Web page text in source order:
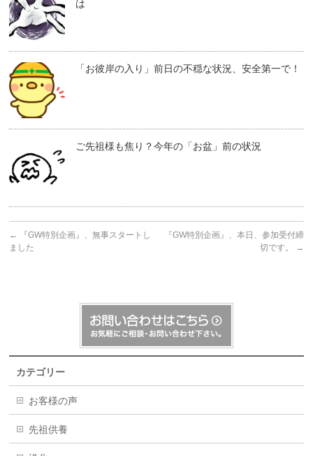
は
「お彼岸の入り」前日の不穏な状況、安全第一で！
ご先祖様も焦り？今年の「お盆」前の状況
←
『GW特別企画』、無事スタートし
ました
『GW特別企画』、本日、参加受付締
切です。
→
カテゴリー
お客様の声
先祖供養